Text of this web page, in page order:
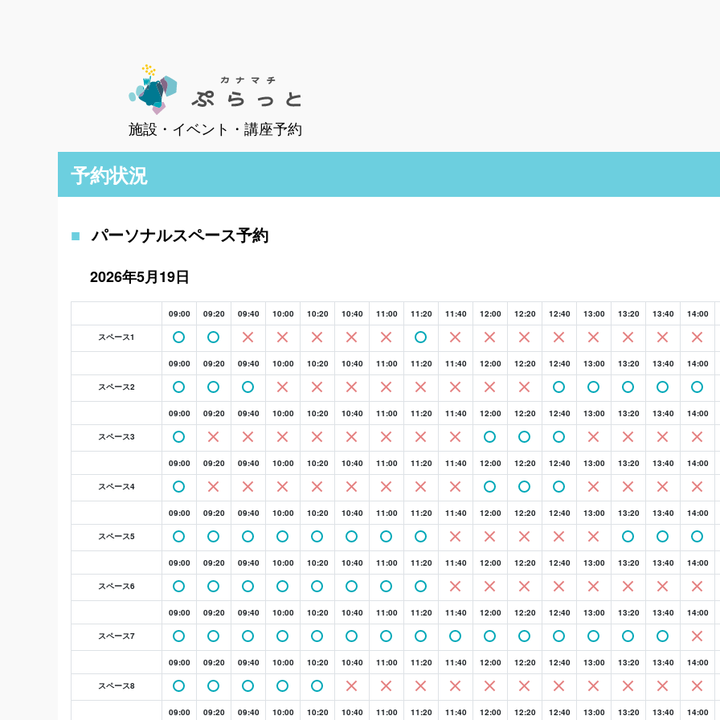
施設・イベント・講座予約
予約状況
パーソナルスペース予約
2026年5月19日
09:00 09:20 09:40 10:00 10:20 10:40 11:00 11:20 11:40 12:00 12:20 12:40 13:00 13:20 13:40 14:00
スペース1
09:00 09:20 09:40 10:00 10:20 10:40 11:00 11:20 11:40 12:00 12:20 12:40 13:00 13:20 13:40 14:00
スペース2
09:00 09:20 09:40 10:00 10:20 10:40 11:00 11:20 11:40 12:00 12:20 12:40 13:00 13:20 13:40 14:00
スペース3
09:00 09:20 09:40 10:00 10:20 10:40 11:00 11:20 11:40 12:00 12:20 12:40 13:00 13:20 13:40 14:00
スペース4
09:00 09:20 09:40 10:00 10:20 10:40 11:00 11:20 11:40 12:00 12:20 12:40 13:00 13:20 13:40 14:00
スペース5
09:00 09:20 09:40 10:00 10:20 10:40 11:00 11:20 11:40 12:00 12:20 12:40 13:00 13:20 13:40 14:00
スペース6
09:00 09:20 09:40 10:00 10:20 10:40 11:00 11:20 11:40 12:00 12:20 12:40 13:00 13:20 13:40 14:00
スペース7
09:00 09:20 09:40 10:00 10:20 10:40 11:00 11:20 11:40 12:00 12:20 12:40 13:00 13:20 13:40 14:00
スペース8
09:00 09:20 09:40 10:00 10:20 10:40 11:00 11:20 11:40 12:00 12:20 12:40 13:00 13:20 13:40 14:00